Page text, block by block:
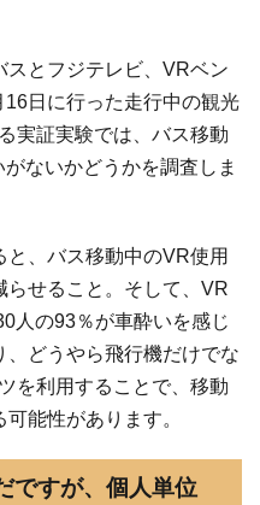
とフジテレビ、VRベン
日に行った走行中の観光
実証実験では、バス移動
ないかどうかを調査しま
と、バス移動中のVR使用
らせること。そして、VR
人の93％が車酔いを感じ
どうやら飛行機だけでな
を利用することで、移動
能性があります。
ですが、個人単位